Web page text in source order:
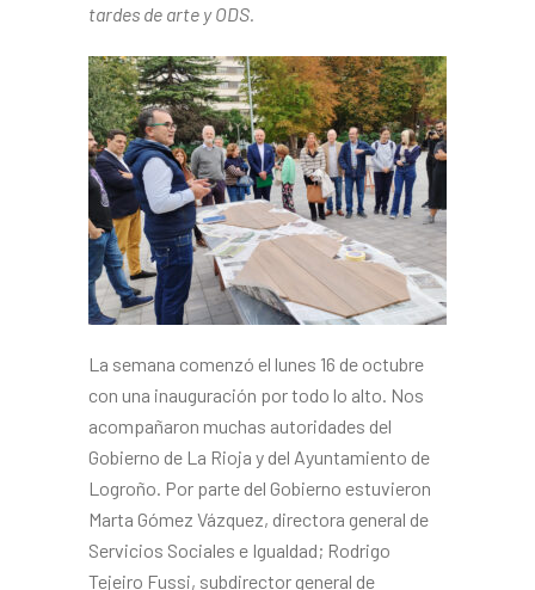
tardes de arte y ODS.
La semana comenzó el lunes 16 de octubre
con una inauguración por todo lo alto. Nos
acompañaron muchas autoridades del
Gobierno de La Rioja y del Ayuntamiento de
Logroño. Por parte del Gobierno estuvieron
Marta Gómez Vázquez, directora general de
Servicios Sociales e Igualdad; Rodrigo
Tejeiro Fussi, subdirector general de